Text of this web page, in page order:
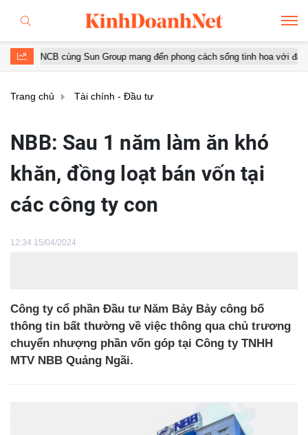
cùng Sun Group mang đến phong cách sống tinh hoa với đặc quyền
Trang chủ Tài chính - Đầu tư
NBB: Sau 1 năm làm ăn khó
khăn, đồng loạt bán vốn tại
các công ty con
12:34 15/04/2024
Công ty cổ phần Đầu tư Năm Bảy Bảy công bố
thông tin bất thường về việc thông qua chủ trương
chuyển nhượng phần vốn góp tại Công ty TNHH
MTV NBB Quảng Ngãi.